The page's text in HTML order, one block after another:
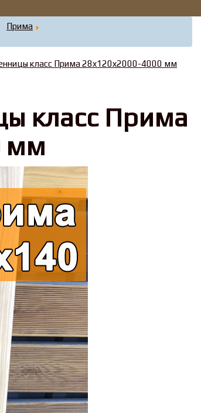
Прима
класс Прима 28x120x2000-4000 мм
класс Прима
мм